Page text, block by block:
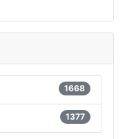
1668
1377